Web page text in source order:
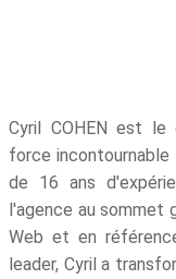
Cyril COHEN est le
force incontournable
de 16 ans
l'agence au sommet
Web et en
leader, Cyril a